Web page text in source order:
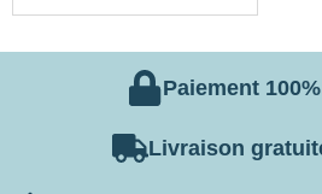
Paiement
Livraison